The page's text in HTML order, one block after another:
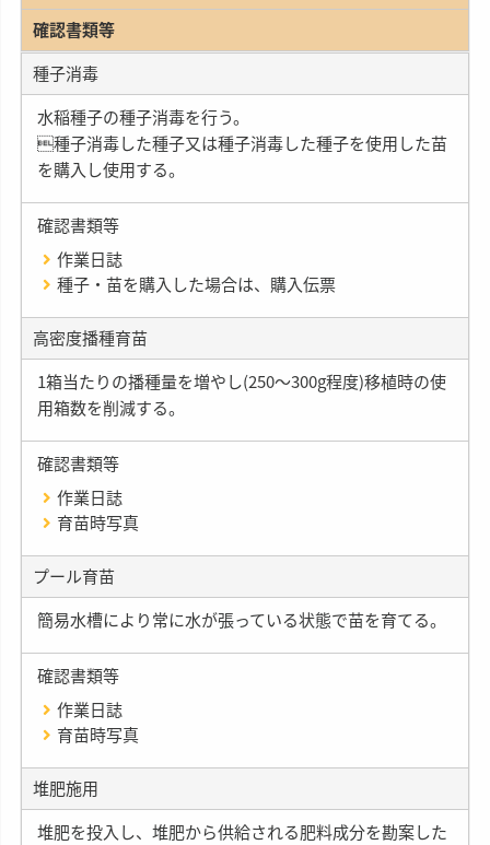
確認書類等
種子消毒
水稲種子の種子消毒を行う。
種子消毒した種子又は種子消毒した種子を使用した苗
を購入し使用する。
確認書類等
作業日誌
種子・苗を購入した場合は、購入伝票
高密度播種育苗
1箱当たりの播種量を増やし(250〜300g程度)移植時の使
用箱数を削減する。
確認書類等
作業日誌
育苗時写真
プール育苗
簡易水槽により常に水が張っている状態で苗を育てる。
確認書類等
作業日誌
育苗時写真
堆肥施用
堆肥を投入し、堆肥から供給される肥料成分を勘案した